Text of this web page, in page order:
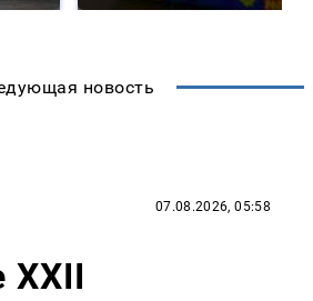
новость
07.08.2026, 05:58
XXII